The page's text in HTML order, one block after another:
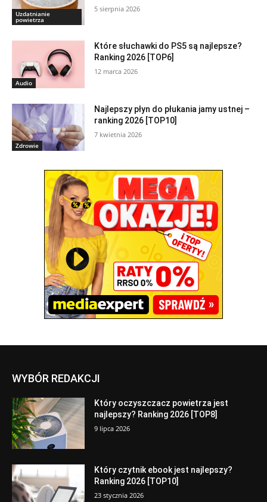
Uzdatnianie
powietrza
5 sierpnia 2026
Audio
Które słuchawki do PS5 są najlepsze?
Ranking 2026 [TOP6]
12 marca 2026
Zdrowie
Najlepszy płyn do płukania jamy ustnej –
ranking 2026 [TOP10]
7 kwietnia 2026
WYBÓR REDAKCJI
Który oczyszczacz powietrza jest
najlepszy? Ranking 2026 [TOP8]
9 lipca 2026
Który czytnik ebook jest najlepszy?
Ranking 2026 [TOP10]
23 stycznia 2026